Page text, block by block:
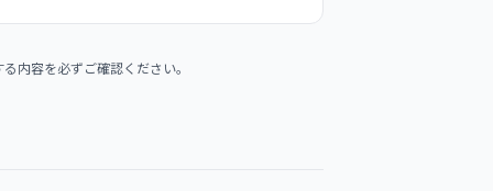
内容を必ずご確認ください。